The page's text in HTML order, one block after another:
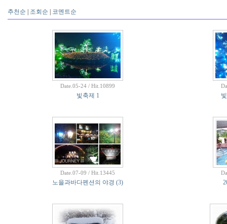
추천순 조회순 코멘트순
Date.05-24 / Hit.10899
빛축제 1
Date.07-09 / Hit.13445
노을과바다펜션의 야경 (3)